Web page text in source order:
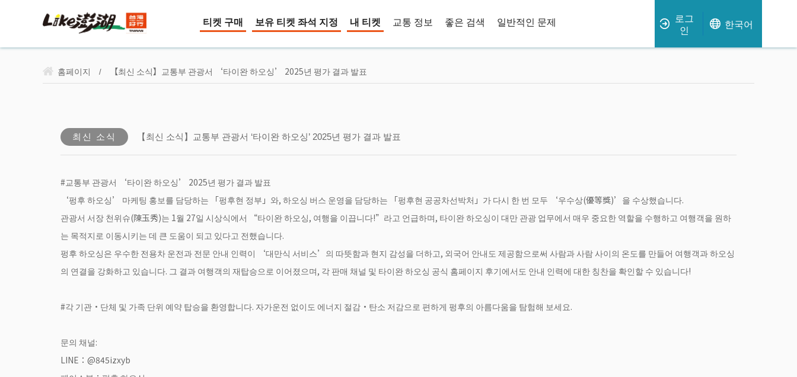
티켓 구매 보유 티켓 좌석 지정 내 티켓 교통 정보 좋은 검색 일반적인 문제
로그
인
한국어
홈페이지 / 【최신 소식】교통부 관광서 ‘타이완 하오싱’ 2025년 평가 결과 발표
최신 소식 【최신 소식】교통부 관광서 ‘타이완 하오싱’ 2025년 평가 결과 발표
#교통부 관광서 ‘타이완 하오싱’ 2025년 평가 결과 발표
‘펑후 하오싱’ 마케팅 홍보를 담당하는 「펑후현 정부」와, 하오싱 버스 운영을 담당하는 「펑후현 공공차선박처」가 다시 한 번 모두 ‘우수상(優等獎)’을 수상했습니다.
관광서 서장 천위슈(陳玉秀)는 1월 27일 시상식에서 “타이완 하오싱, 여행을 이끕니다!”라고 언급하며, 타이완 하오싱이 대만 관광 업무에서 매우 중요한 역할을 수행하고 여행객을 원하
는 목적지로 이동시키는 데 큰 도움이 되고 있다고 전했습니다.
펑후 하오싱은 우수한 전용차 운전과 전문 안내 인력이 ‘대만식 서비스’의 따뜻함과 현지 감성을 더하고, 외국어 안내도 제공함으로써 사람과 사람 사이의 온도를 만들어 여행객과 하오싱
의 연결을 강화하고 있습니다. 그 결과 여행객의 재탑승으로 이어졌으며, 각 판매 채널 및 타이완 하오싱 공식 홈페이지 후기에서도 안내 인력에 대한 칭찬을 확인할 수 있습니다!
#각 기관·단체 및 가족 단위 예약 탑승을 환영합니다. 자가운전 없이도 에너지 절감·탄소 저감으로 편하게 펑후의 아름다움을 탐험해 보세요.
문의 채널:
LINE：@845izxyb